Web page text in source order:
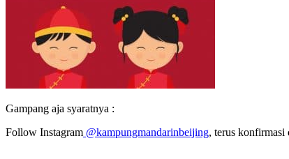
Gampang aja syaratnya :
Follow Instagram @kampungmandarinbeijing, terus